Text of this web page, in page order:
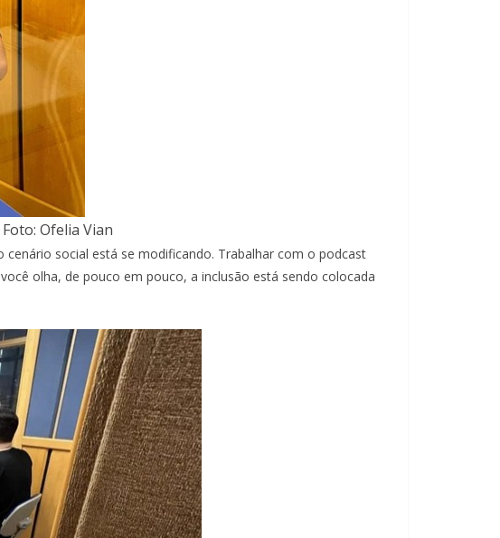
Ofelia Vian
social está se modificando. Trabalhar com o podcast
olha, de pouco em pouco, a inclusão está sendo colocada